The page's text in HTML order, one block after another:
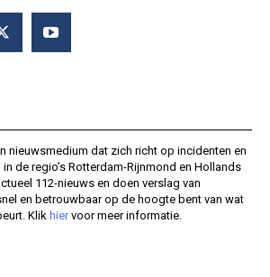
nieuwsmedium dat zich richt op incidenten en
de regio’s Rotterdam-Rijnmond en Hollands
112-nieuws en doen verslag van
en betrouwbaar op de hoogte bent van wat
Klik hiervoor meer informatie.